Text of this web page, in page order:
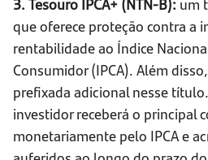
que oferece proteção contra a
rentabilidade ao Índice
Consumidor (IPCA). Além
prefixada adicional nesse
investidor receberá o principal
monetariamente pelo IPCA e